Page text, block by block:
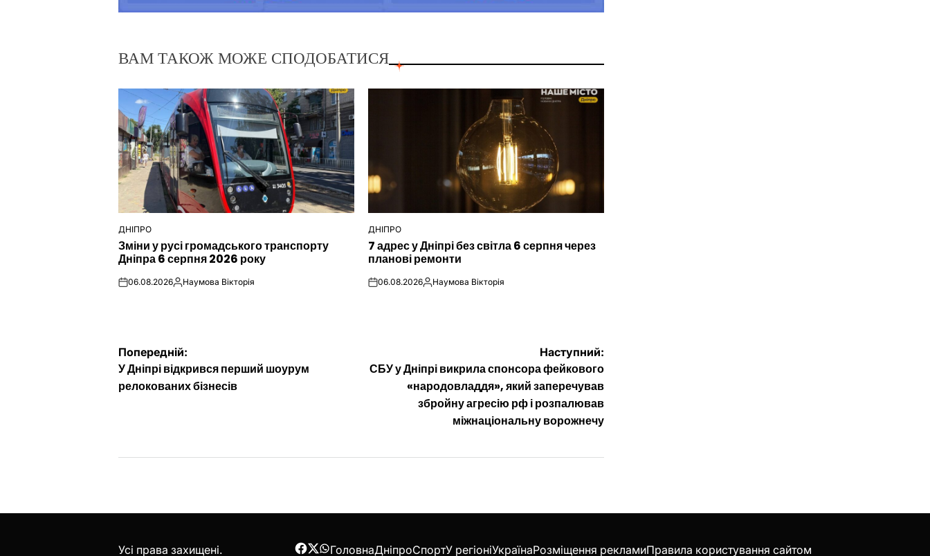
ВАМ ТАКОЖ МОЖЕ СПОДОБАТИСЯ
ОПУБЛІКУВАТИ
У
ДНІПРО
Зміни у русі громадського транспорту
Дніпра 6 серпня 2026 року
on06.08.2026Опубліковано
Наумова Вікторія
ОПУБЛІКУВАТИ
У
ДНІПРО
7 адрес у Дніпрі без світла 6 серпня через
планові ремонти
on06.08.2026Опубліковано
Наумова Вікторія
Навігація
записів
Попередній:
У Дніпрі відкрився перший шоурум
релокованих бізнесів
Наступний:
СБУ у Дніпрі викрила спонсора фейкового
«народовладдя», який заперечував
збройну агресію рф і розпалював
міжнаціональну ворожнечу
Усі права захищені. ГоловнаДніпроСпортУ регіоніУкраїнаРозміщення рекламиПравила користування сайтом